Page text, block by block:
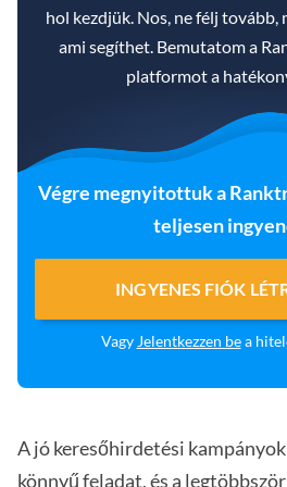
hol kezdjük. Nos, ne félj tovább,
ami segíthet. Bemutatom a
platformot a
Végre megnyitottuk a
teljesen
INGYENES FIÓK
Vagy Jelentkezzen bea
A jó keresőhirdetési
könnyű feladat, és a